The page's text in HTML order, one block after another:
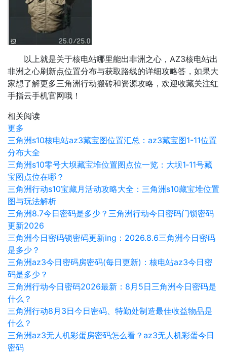
以上就是关于核电站哪里能出非洲之心，AZ3核电站出
非洲之心刷新点位置分布与获取路线的详细攻略答，如果大
家想了解更多三角洲行动搬砖和资源攻略，欢迎收藏关注红
手指云手机官网哦！
相关阅读
更多
三角洲s10核电站az3藏宝图位置汇总：az3藏宝图1-11位置
分布大全
三角洲s10零号大坝藏宝堆位置图点位一览：大坝1‑11号藏
宝图点位在哪？
三角洲行动s10宝藏月活动攻略大全：三角洲s10藏宝堆位置
图与玩法解析
三角洲8.7今日密码是多少？三角洲行动今日密码门锁密码
更新2026
三角洲今日密码锁密码更新ing：2026.8.6三角洲今日密码
是多少？
三角洲az3今日密码房密码(每日更新)：核电站az3今日密
码是多少？
三角洲行动今日密码2026最新：8月5日三角洲今日密码是
什么？
三角洲行动8月3日今日密码、特勤处制造最佳收益物品是
什么？
三角洲az3无人机彩蛋房密码怎么看？az3无人机彩蛋今日
密码